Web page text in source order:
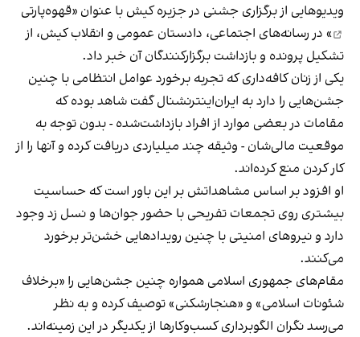
ویدیوهایی از برگزاری جشنی در جزیره کیش با عنوان «قهوه‌پارتی
» در رسانه‌های اجتماعی، دادستان عمومی و انقلاب کیش، از
تشکیل پرونده و بازداشت برگزارکنندگان آن خبر داد.
یکی از زنان کافه‌داری که تجربه برخورد عوامل انتظامی با چنین
جشن‌هایی را دارد به ایران‌اینترنشنال گفت شاهد بوده که
مقامات در بعضی موارد از افراد بازداشت‌‌شده - بدون توجه به
موقعیت مالی‌شان - وثیقه چند میلیاردی دریافت کرده و آنها را از
کار کردن منع کرده‌اند.
او افزود بر اساس مشاهداتش بر این باور است که حساسیت
بیشتری روی تجمعات تفریحی با حضور جوان‌ها و نسل زد وجود
دارد و نیروهای امنیتی با چنین رویدادهایی خشن‌تر برخورد
می‌کنند.
مقام‌های جمهوری اسلامی همواره چنین جشن‌هایی را «برخلاف
شئونات اسلامی» و «هنجارشکنی» توصیف کرده و به نظر
می‌رسد نگران الگوبرداری کسب‌وکارها از یکدیگر در این زمینه‌اند.